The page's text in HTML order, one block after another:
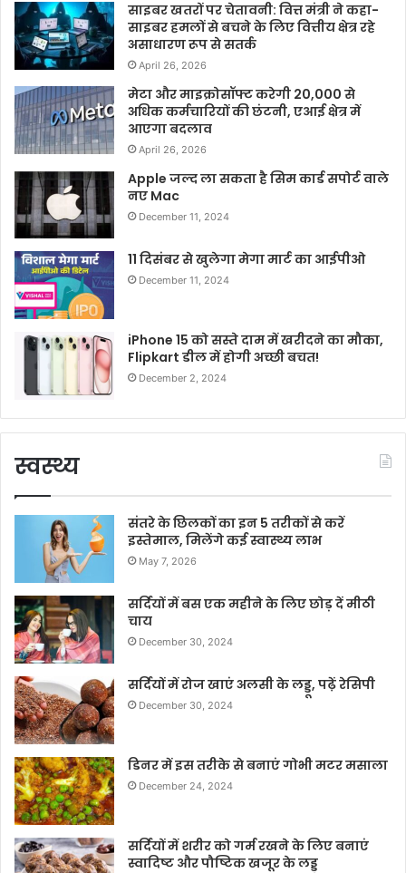
साइबर खतरों पर चेतावनी: वित्त मंत्री ने कहा-
साइबर हमलों से बचने के लिए वित्तीय क्षेत्र रहे
असाधारण रूप से सतर्क
April 26, 2026
मेटा और माइक्रोसॉफ्ट करेगी 20,000 से
अधिक कर्मचारियों की छंटनी, एआई क्षेत्र में
आएगा बदलाव
April 26, 2026
Apple जल्द ला सकता है सिम कार्ड सपोर्ट वाले
नए Mac
December 11, 2024
11 दिसंबर से खुलेगा मेगा मार्ट का आईपीओ
December 11, 2024
iPhone 15 को सस्ते दाम में खरीदने का मौका,
Flipkart डील में होगी अच्छी बचत!
December 2, 2024
स्वस्थ्य
संतरे के छिलकों का इन 5 तरीकों से करें
इस्तेमाल, मिलेंगे कई स्वास्थ्य लाभ
May 7, 2026
सर्दियों में बस एक महीने के लिए छोड़ दें मीठी
चाय
December 30, 2024
सर्दियों में रोज खाएं अलसी के लड्डू, पढ़ें रेसिपी
December 30, 2024
डिनर में इस तरीके से बनाएं गोभी मटर मसाला
December 24, 2024
सर्दियों में शरीर को गर्म रखने के लिए बनाएं
स्वादिष्ट और पौष्टिक खजूर के लड्डू